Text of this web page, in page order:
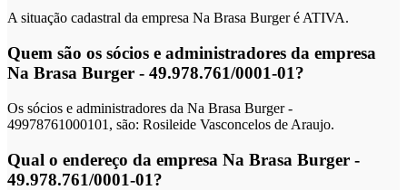
A situação cadastral da empresa Na Brasa Burger é ATIVA.
Quem são os sócios e administradores da empresa
Na Brasa Burger - 49.978.761/0001-01?
Os sócios e administradores da Na Brasa Burger -
49978761000101, são: Rosileide Vasconcelos de Araujo.
Qual o endereço da empresa Na Brasa Burger -
49.978.761/0001-01?